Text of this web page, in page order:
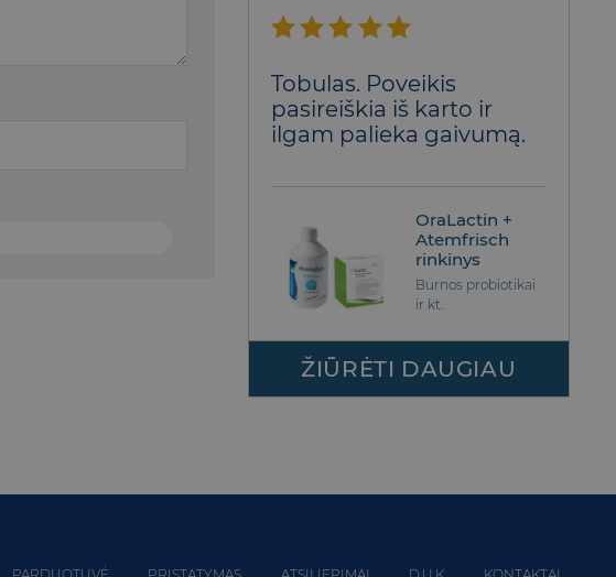
5iš 5
Tobulas. Poveikis
pasireiškia iš karto ir
ilgam palieka gaivumą.
OraLactin +
Atemfrisch
rinkinys
Burnos probiotikai
ir kt.
ŽIŪRĖTI DAUGIAU